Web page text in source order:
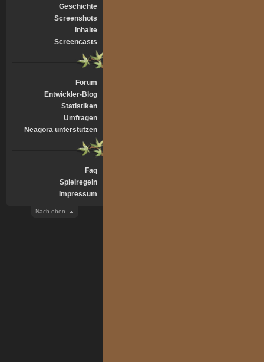
Geschichte
Screenshots
Inhalte
Screencasts
Forum
Entwickler-Blog
Statistiken
Umfragen
Neagora unterstützen
Faq
Spielregeln
Impressum
Nach oben